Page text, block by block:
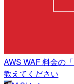
AWS WAF 料金の
教えてください